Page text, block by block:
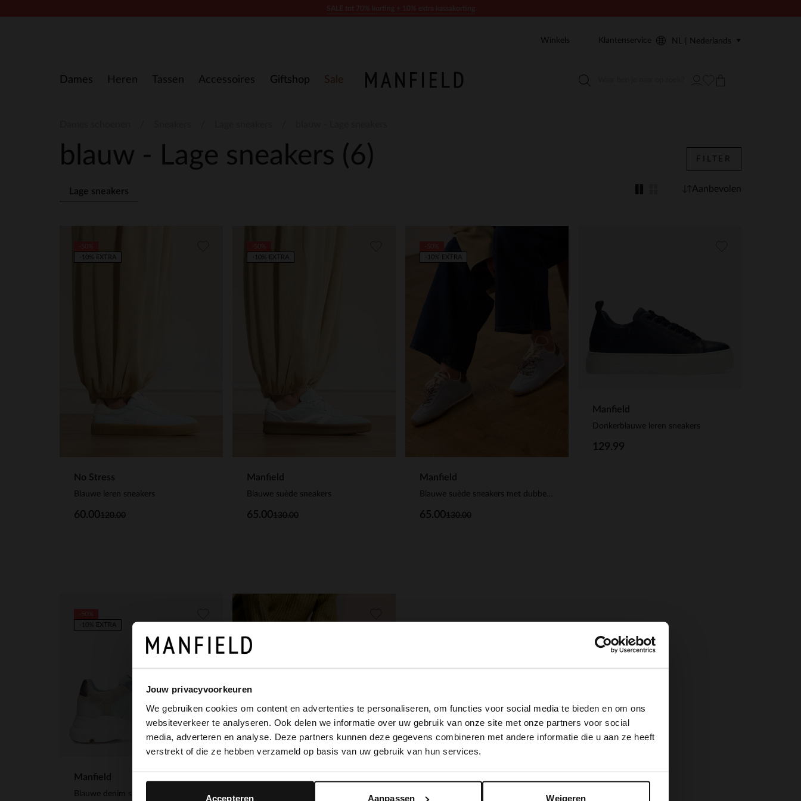
Jouw privacyvoorkeuren
We gebruiken cookies om content en advertenties te personaliseren, om functies voor social media te bieden en om ons
websiteverkeer te analyseren. Ook delen we informatie over uw gebruik van onze site met onze partners voor social
media, adverteren en analyse. Deze partners kunnen deze gegevens combineren met andere informatie die u aan ze heeft
verstrekt of die ze hebben verzameld op basis van uw gebruik van hun services.
Weigeren
Aanpassen
Accepteren
Dames Heren Tassen Accessoires Giftshop Sale
Winkels Klantenservice NL | Nederlands
blauw - Lage sneakers (6)
Lage sneakers
FILTER
Aanbevolen
No Stress
Blauwe leren sneakers
120.00
60.00
-10% EXTRA
Manfield
Blauwe suède sneakers
130.00
65.00
-10% EXTRA
Manfield
Blauwe suède sneakers met dubbele vetersluiting
130.00
65.00
-10% EXTRA
Manfield
Donkerblauwe leren sneakers
129.99
Manfield
Blauwe denim sneakers
-10% EXTRA
×
It looks like your language isn't Dutch. Would you like to